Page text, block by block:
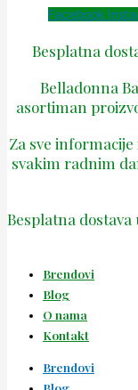
Facebook
Besplatna
Belladonna
asortiman
Za sve
svakim radnim
Besplatna
Brendovi
Blog
O nama
Kontakt
Brendovi